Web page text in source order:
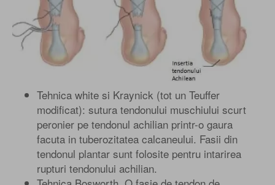
Tehnica white si Kraynick (tot un Teuffer
modificat): sutura tendonului muschiului scurt
peronier pe tendonul achilian printr-o gaura
facuta in tuberozitatea calcaneului. Fasii din
tendonul plantar sunt folosite pentru intarirea
rupturi tendonului achilian.